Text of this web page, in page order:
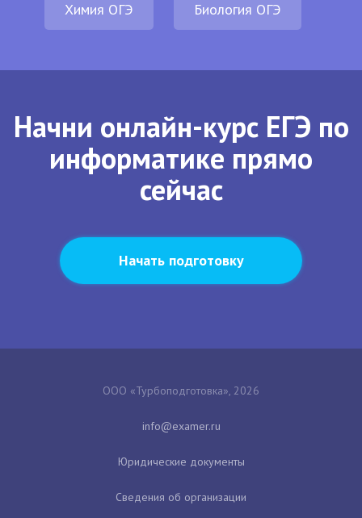
Химия ОГЭ Биология ОГЭ
Начни онлайн-курс ЕГЭ по
информатике прямо
сейчас
Начать подготовку
ООО «Турбоподготовка», 2026
Юридические документы
Сведения об организации